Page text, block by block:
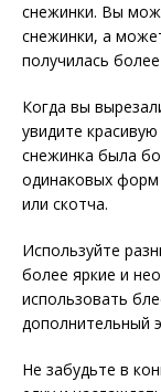
снежинки. Вы
снежинки, а
получилась
Когда вы
увидите
снежинка была
одинаковых форм
или скотча.
Используйте
более яркие и
использовать
дополнительный
Не забудьте в